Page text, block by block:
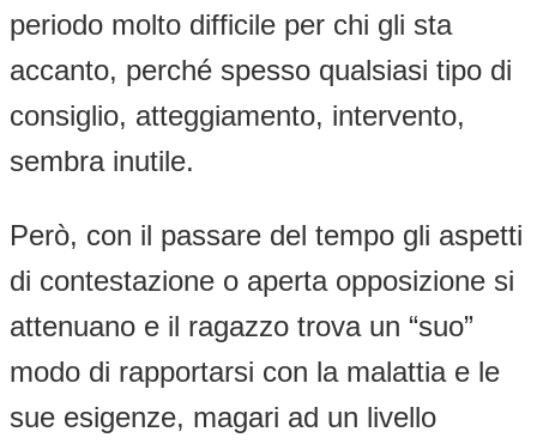
periodo molto difficile per chi gli sta
accanto, perché spesso qualsiasi tipo di
consiglio, atteggiamento, intervento,
sembra inutile.
Però, con il passare del tempo gli aspetti
di contestazione o aperta opposizione si
attenuano e il ragazzo trova un “suo”
modo di rapportarsi con la malattia e le
sue esigenze, magari ad un livello